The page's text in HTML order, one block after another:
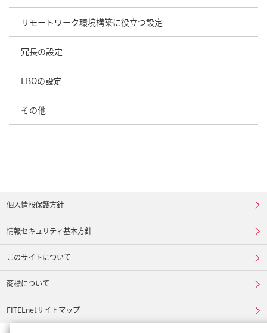
リモートワーク環境構築に役立つ設定
冗長の設定
LBOの設定
その他
個人情報保護方針
情報セキュリティ基本方針
このサイトについて
商標について
FITELnetサイトマップ